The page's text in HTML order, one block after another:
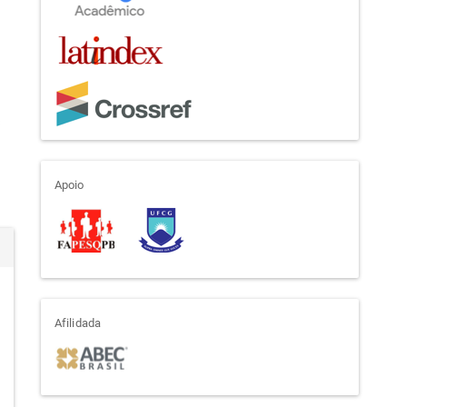
apoio
Apoio
afiliada
Afilidada